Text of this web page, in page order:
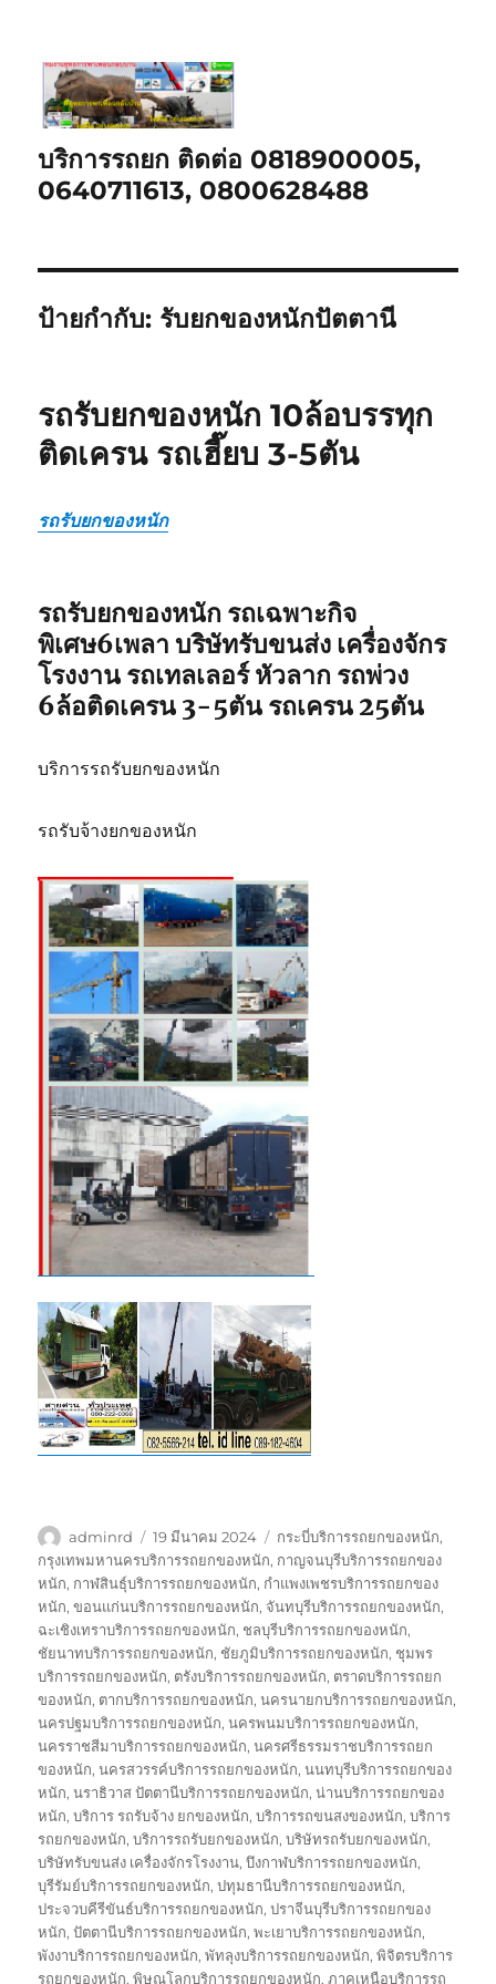
บริการรถยก ติดต่อ 0818900005,
0640711613, 0800628488
ป้ายกำกับ: รับยกของหนักปัตตานี
รถรับยกของหนัก 10ล้อบรรทุก
ติดเครน รถเฮี๊ยบ 3-5ตัน
รถรับยกของหนัก
รถรับยกของหนัก รถเฉพาะกิจ
พิเศษ6เพลา บริษัทรับขนส่ง เครื่องจักร
โรงงาน รถเทลเลอร์ หัวลาก รถพ่วง
6ล้อติดเครน 3-5ตัน รถเครน 25ตัน
บริการรถรับยกของหนัก
รถรับจ้างยกของหนัก
ผู้
เขียน
adminrd
เขียน
เมื่อ
19 มีนาคม 2024
ป้าย
กำกับ
กระบี่บริการรถยกของหนัก,
กรุงเทพมหานครบริการรถยกของหนัก, กาญจนบุรีบริการรถยกของ
หนัก, กาฬสินธุ์บริการรถยกของหนัก, กำแพงเพชรบริการรถยกของ
หนัก,ขอนแก่นบริการรถยกของหนัก, จันทบุรีบริการรถยกของหนัก,
ฉะเชิงเทราบริการรถยกของหนัก, ชลบุรีบริการรถยกของหนัก,
ชัยนาทบริการรถยกของหนัก, ชัยภูมิบริการรถยกของหนัก, ชุมพร
บริการรถยกของหนัก, ตรังบริการรถยกของหนัก, ตราดบริการรถยก
ของหนัก, ตากบริการรถยกของหนัก,นครนายกบริการรถยกของหนัก,
นครปฐมบริการรถยกของหนัก,นครพนมบริการรถยกของหนัก,
นครราชสีมาบริการรถยกของหนัก,นครศรีธรรมราชบริการรถยก
ของหนัก,นครสวรรค์บริการรถยกของหนัก,นนทบุรีบริการรถยกของ
หนัก,นราธิวาส ปัตตานีบริการรถยกของหนัก,น่านบริการรถยกของ
หนัก,บริการ รถรับจ้าง ยกของหนัก,บริการรถขนสงของหนัก,บริการ
รถยกของหนัก,บริการรถรับยกของหนัก,บริษัทรถรับยกของหนัก,
บริษัทรับขนส่ง เครื่องจักรโรงงาน,บึงกาฬบริการรถยกของหนัก,
บุรีรัมย์บริการรถยกของหนัก,ปทุมธานีบริการรถยกของหนัก,
ประจวบคีรีขันธ์บริการรถยกของหนัก,ปราจีนบุรีบริการรถยกของ
หนัก,ปัตตานีบริการรถยกของหนัก,พะเยาบริการรถยกของหนัก,
พังงาบริการรถยกของหนัก,พัทลุงบริการรถยกของหนัก,พิจิตรบริการ
รถยกของหนัก,พิษณุโลกบริการรถยกของหนัก,ภาคเหนือบริการรถ